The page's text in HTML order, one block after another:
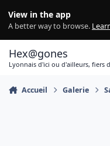
View in the app
A better way to browse.
Hex@gones
Lyonnais d'ici ou d'ailleurs, fiers
Accueil Galerie